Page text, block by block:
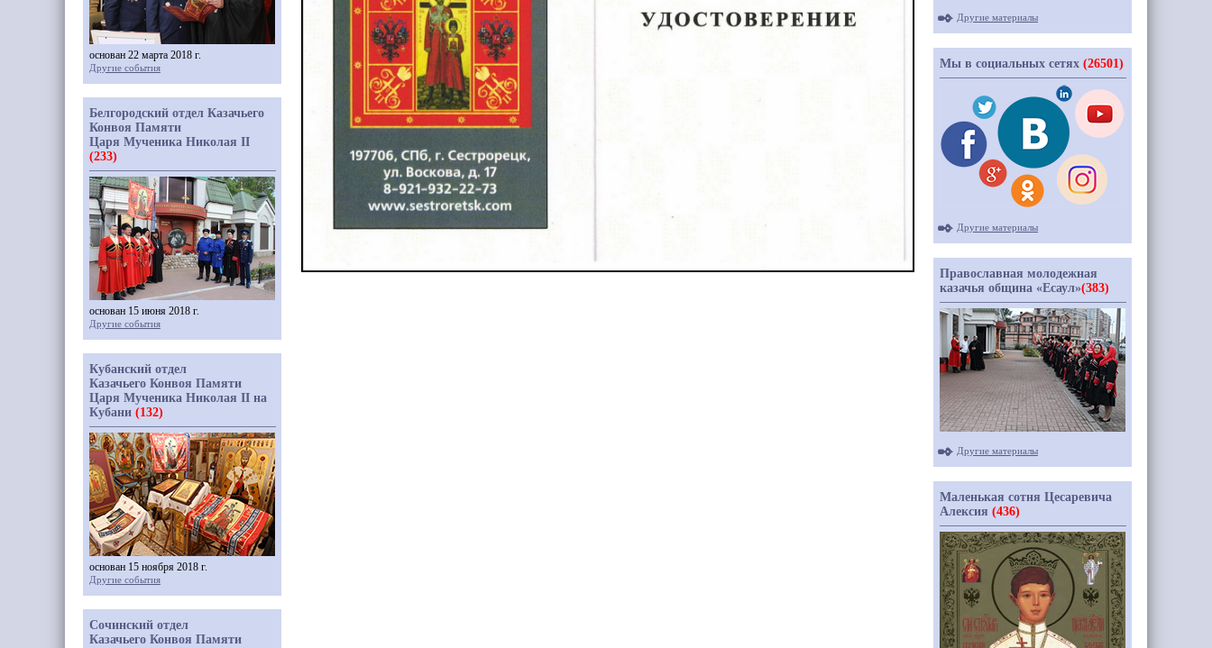
основан 22 марта 2018 г.
Другие события
Белгородский отдел Казачьего
Конвоя Памяти
Царя Мученика Николая II
(233)
основан 15 июня 2018 г.
Другие события
Кубанский отдел
Казачьего Конвоя Памяти
Царя Мученика Николая II на
Кубани (132)
основан 15 ноября 2018 г.
Другие события
Сочинский отдел
Казачьего Конвоя Памяти
Другие материалы
Мы в социальных сетях (26501)
Другие материалы
Православная молодежная
казачья община «Есаул»(383)
Другие материалы
Маленькая сотня Цесаревича
Алексия (436)